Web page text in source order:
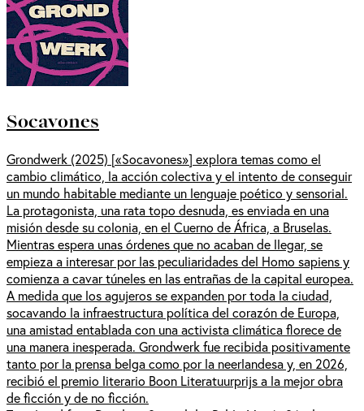
Socavones
Grondwerk (2025) [«Socavones»] explora temas como el
cambio climático, la acción colectiva y el intento de conseguir
un mundo habitable mediante un lenguaje poético y sensorial.
La protagonista, una rata topo desnuda, es enviada en una
misión desde su colonia, en el Cuerno de África, a Bruselas.
Mientras espera unas órdenes que no acaban de llegar, se
empieza a interesar por las peculiaridades del Homo sapiens y
comienza a cavar túneles en las entrañas de la capital europea.
A medida que los agujeros se expanden por toda la ciudad,
socavando la infraestructura política del corazón de Europa,
una amistad entablada con una activista climática florece de
una manera inesperada. Grondwerk fue recibida positivamente
tanto por la prensa belga como por la neerlandesa y, en 2026,
recibió el premio literario Boon Literatuurprijs a la mejor obra
de ficción y de no ficción.